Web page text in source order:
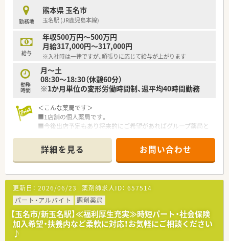
■社長が薬剤師会に携わっているため、法改正や業界の最新トピ
ックがいち早く現場へ共有されます。
■管理薬剤師の提案により、自動分割調剤機や最新の監査システ
ムを積極的に導入しています。
勤務地
熊本県 玉名市
玉名駅 (JR鹿児島本線)
給与
年収500万円～500万円
月給317,000円～317,000円
※入社時は一律ですが、頑張りに応じて給与が上がります
勤務
時間
月～土
08:30～18:30（休憩60分）
※1か月単位の変形労働時間制、週平均40時間勤務
＜こんな薬局です＞
■1店舗の個人薬局です。
■今後出店予定もあり将来的にご希望があればグループ薬局と
＜こんな店舗です＞
■近隣の耳鼻咽喉科、整形外科クリニックから主に応需していま
す。
■薬局内は白を基調とした綺麗な薬局です。
■投薬カウンターは投薬口ごとに仕切り板を設置し、患者様のプ
ライバシーへの対応を行っています。
■お子様の患者様も多く簡単なキッズスペースを設けています。
■未経験やブランクがある方も歓迎です。慣れるまで丁寧に指
導しますので安心です。
詳細を見る お問い合わせ
更新日： 2026/06/23 薬剤師求人ID： 657514
パート・アルバイト
調剤薬局
【玉名市/新玉名駅】≪福利厚生充実≫時短パート・社会保険
加入希望・扶養内など柔軟に対応！お気軽にご相談ください
♪